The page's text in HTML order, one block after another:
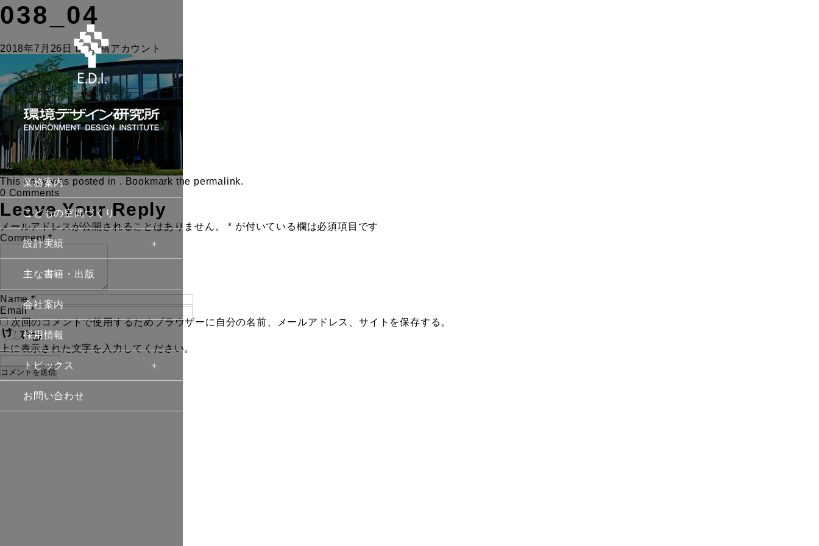
業務案内
こどもの空間づくり
設計実績
主な書籍・出版
会社案内
採用情報
トピックス
お問い合わせ
038_04
2018年7月26日 by投稿アカウント
This entry was posted in . Bookmark the permalink.
0 Comments
Leave Your Reply
メールアドレスが公開されることはありません。 * が付いている欄は必須項目です
Comment *
Name *
Email *
次回のコメントで使用するためブラウザーに自分の名前、メールアドレス、サイトを保存する。
上に表示された文字を入力してください。